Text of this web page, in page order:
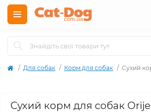
Для собак Корм для собак Сухий
Сухий корм для собак